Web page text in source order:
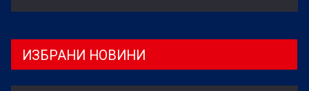
ИЗБРАНИ НОВИНИ